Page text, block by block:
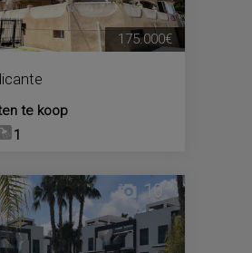
te koop
1
175.000€
10